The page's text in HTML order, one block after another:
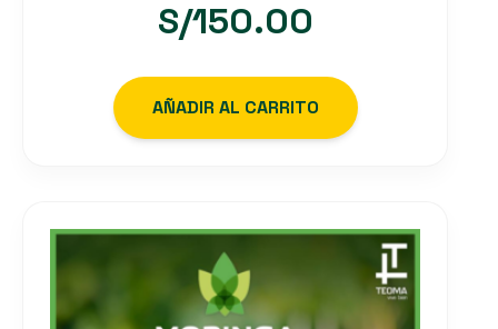
S/150.00
AÑADIR AL CARRITO